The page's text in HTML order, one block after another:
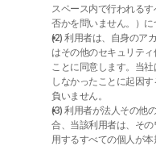
スペース内で行われる
否かを問いません。）に
(2) 利用者は、自身のア
はその他のセキュリテ
ことに同意します。当
しなかったことに起因
負いません。
(3) 利用者が法人その他
合、当該利用者は、そ
用するすべての個人が